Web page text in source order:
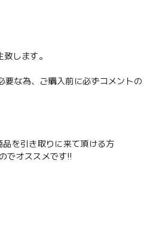
します。
な為、ご購入前に必ずコメントの
を引き取りに来て頂ける方
でオススメです‼️